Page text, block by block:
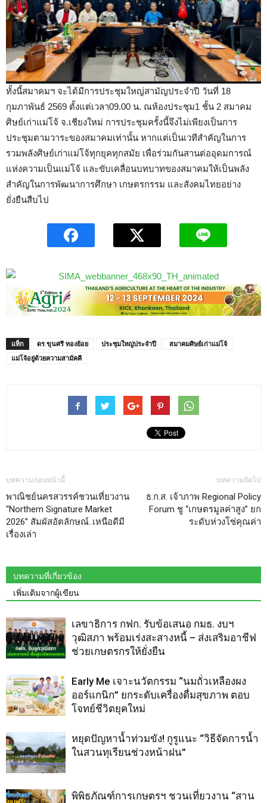
ทั้งนี้สมาคมฯ​ จะได้มีการประชุมใหญ่สามัญประจำปี​ วันที่​ 18
กุมภาพันธ์​ 2569​ ตั้งแต่เวลา​09.00 น. ณ​ห้องประชุม​1 ชั้น ​2​ สมาคม
ศิษย์เก่าแม่โจ้​ จ.เชียงใหม่ การประชุมครั้งนี้จึงไม่เพียงเป็นการ
ประชุมตามวาระของสมาคมเท่านั้น หากแต่เป็นเวทีสำคัญในการ
รวมพลังศิษย์เก่าแม่โจ้ทุกยุคทุกสมัย เพื่อร่วมกันสานต่ออุดมการณ์
แห่งความเป็นแม่โจ้ และขับเคลื่อนบทบาทของสมาคมให้เป็นพลัง
สำคัญในการพัฒนาการศึกษา เกษตรกรรม และสังคมไทยอย่าง
ยั่งยืนสืบไป
แท็ก ดร.​ขุนศรี​ ทองย้อย ประชุมใหญ่ประจำปี
สมาคมศิษย์เก่าแม่โจ้
แม่โจ้อยู่ด้วยความสามัคคี
บทความก่อนหน้านี้
พาณิชย์นครสวรรค์ชวนเที่ยวงาน
“Northern Signature Market
2026” สัมผัสอัตลักษณ์..เหนือดีมี
เรื่องเล่า
บทความถัดไป
ธ.ก.ส. เจ้าภาพ Regional Policy
Forum ชู “เกษตรมูลค่าสูง” ยก
ระดับห่วงโซ่คุณค่า
บทความที่เกี่ยวข้อง
เพิ่มเติมจากผู้เขียน
เลขาธิการ กฟก. รับข้อเสนอ กมธ. งบฯ
วุฒิสภา พร้อมเร่งสะสางหนี้ – ส่งเสริมอาชีฟ
ช่วยเกษตรกรให้ยั่งยืน
Early Me เจาะนวัตกรรม “นมถั่วเหลืองผง
ออร์แกนิก” ยกระดับเครื่องดื่มสุขภาพ ตอบ
โจทย์ชีวิตยุคใหม่
หยุดปัญหาน้ำท่วมขัง! กูรูแนะ “วิธีจัดการน้ำ
ในสวนทุเรียนช่วงหน้าฝน”
พิพิธภัณฑ์การเกษตรฯ ชวนเที่ยวงาน “สาน